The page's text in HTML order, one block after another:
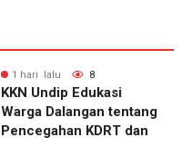
1 hari lalu 7
KKN Undip Bekali
Pengelola BUMDes
Dalangan dengan Pola